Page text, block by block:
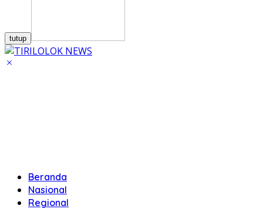
tutup
Beranda
Nasional
Regional